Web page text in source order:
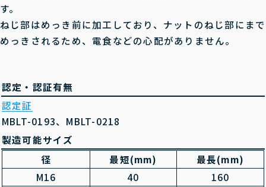
す。
ねじ部はめっき前に加工しており、ナットのねじ部にまで
めっきされるため、電食などの心配がありません。
認定・認証有無
認定証
MBLT-0193、MBLT-0218
製造可能サイズ
径
最短(mm)
最長(mm)
M16
40
160